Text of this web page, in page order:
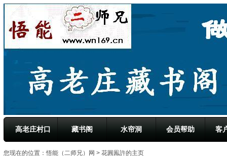
高老庄村口 藏书阁 水帘洞 会员帮助 客
您现在的位置：悟能（二师兄）网 > 花圓鳯許的主页